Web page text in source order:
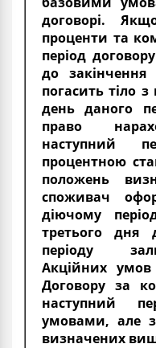
договорі.
проценти та
період
до
погасить тіло
день даного
право
наступний
процентною
положень
споживач
діючому
третього дня
періоду
Акційних умов
Договору за
наступний
умовами, але
визначених